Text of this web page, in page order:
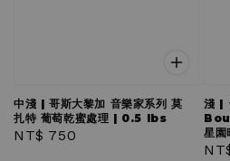
中淺 | 哥斯大黎加 音樂家系列 莫
扎特 葡萄乾蜜處理 | 0.5 lbs
Regular
NT$ 750
淺 |
星